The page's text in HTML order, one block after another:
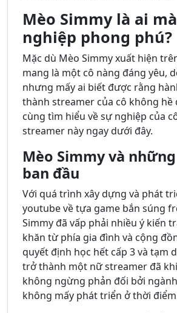
Mèo Simmy là ai
nghiệp phong phú?
Mặc dù Mèo Simmy xuất hiện
mang là một cô nàng đáng yêu,
nhưng mấy ai biết được rằng
thành streamer của cô không hề
cùng tìm hiểu về sự nghiệp của
streamer này ngay dưới đây.
Mèo Simmy và
ban đầu
Với quá trình xây dựng và phát
youtube về tựa game bắn súng
Simmy đã vấp phải nhiều ý kiến
khăn từ phía gia đình và cộng
quyết định học hết cấp 3 và tạm
trở thành một nữ streamer đã
không ngừng phản đối bởi
không mấy phát triển ở thời